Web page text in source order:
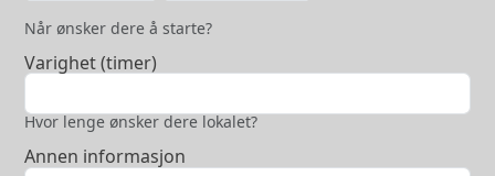
Når ønsker dere å starte?
Varighet (timer)
Hvor lenge ønsker dere lokalet?
Annen informasjon